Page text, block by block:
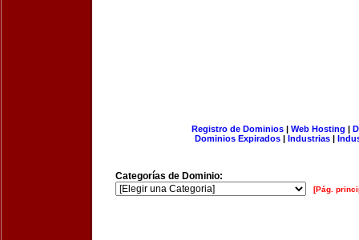
Registro de Dominios| Web Hosting |
Dominios Expirados | Industrias |
Categorías de Dominio:
[Pág.